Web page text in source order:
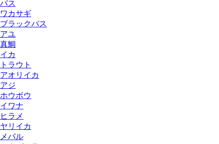
バス
ワカサギ
ブラックバス
アユ
真鯛
イカ
トラウト
アオリイカ
アジ
ホウボウ
イワナ
ヒラメ
ヤリイカ
メバル